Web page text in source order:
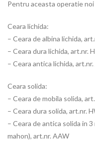
Pentru aceasta operatie
Ceara lichida:
– Ceara de albina lichida,
– Ceara dura lichida, art.nr.
– Ceara antica lichida,
Ceara solida:
– Ceara de mobila solida,
– Ceara dura solida, art.nr.
– Ceara de antica solida in
mahon), art.nr. AAW